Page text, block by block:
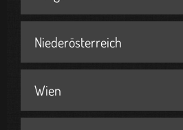
Niederösterreich
Wien